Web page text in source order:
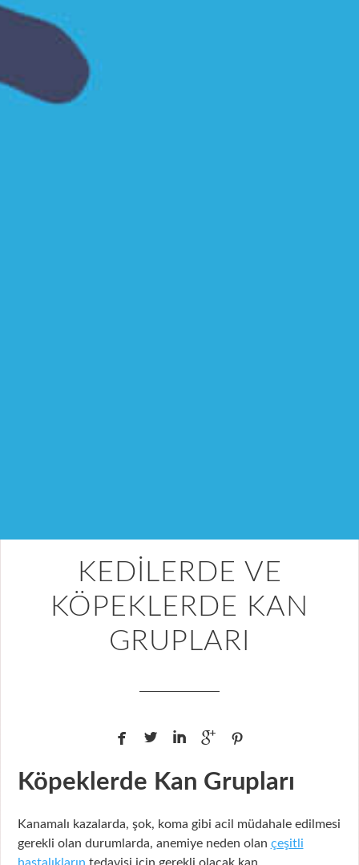
KEDİLERDE VE
KÖPEKLERDE KAN
GRUPLARI
    
Köpeklerde Kan Grupları
Kanamalı kazalarda, şok, koma gibi acil müdahale edilmesi
gerekli olan durumlarda, anemiye neden olan çeşitli